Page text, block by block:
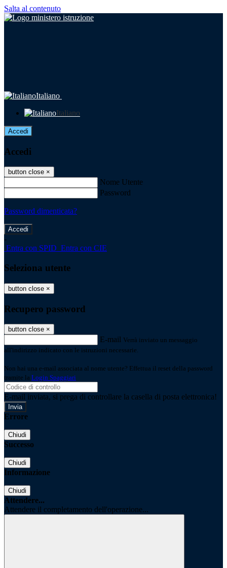
Salta al contenuto
Italiano
Italiano
Accedi
Accedi
button close ×
Nome Utente
Password
Password dimenticata?
-
Entra con SPID Entra con CIE
Seleziona utente
button close ×
Recupero password
button close ×
E-mail Verrà inviato un messaggio
all'indirizzo indicato con le istruzioni necessarie.
Non hai una e-mail associata al nome utente? Effettua il reset della password
tramite la Login Spaggiari
E-mail inviata, si prega di controllare la casella di posta elettronica!
Errore
Chiudi
Successo
Chiudi
Informazione
Chiudi
Attendere...
Attendere il completamento dell'operazione...